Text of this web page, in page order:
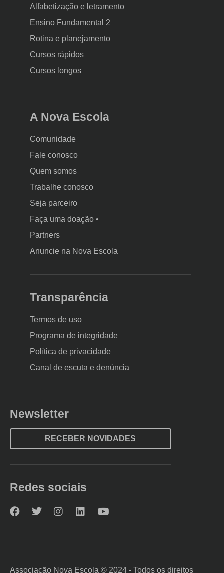
Alfabetização e letramento
Ensino Fundamental 2
Rotina e planejamento
Cursos rápidos
Cursos longos
A Nova Escola
Comunidade
Fale conosco
Quem somos
Trabalhe conosco
Seja parceiro
Faça uma doação •
Partners
Anuncie na Nova Escola
Transparência
Termos de uso
Programa de integridade
Política de privacidade
Canal de escuta e denúncia
Newsletter
RECEBER NOVIDADES
Redes sociais
Nova
Facebook
Nova
Twitter
Nova
Instagram
Nova
LinkedInYouTube
Associação Nova Escola © 2024 - Todos os direitos